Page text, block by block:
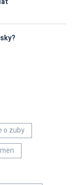
o zuby